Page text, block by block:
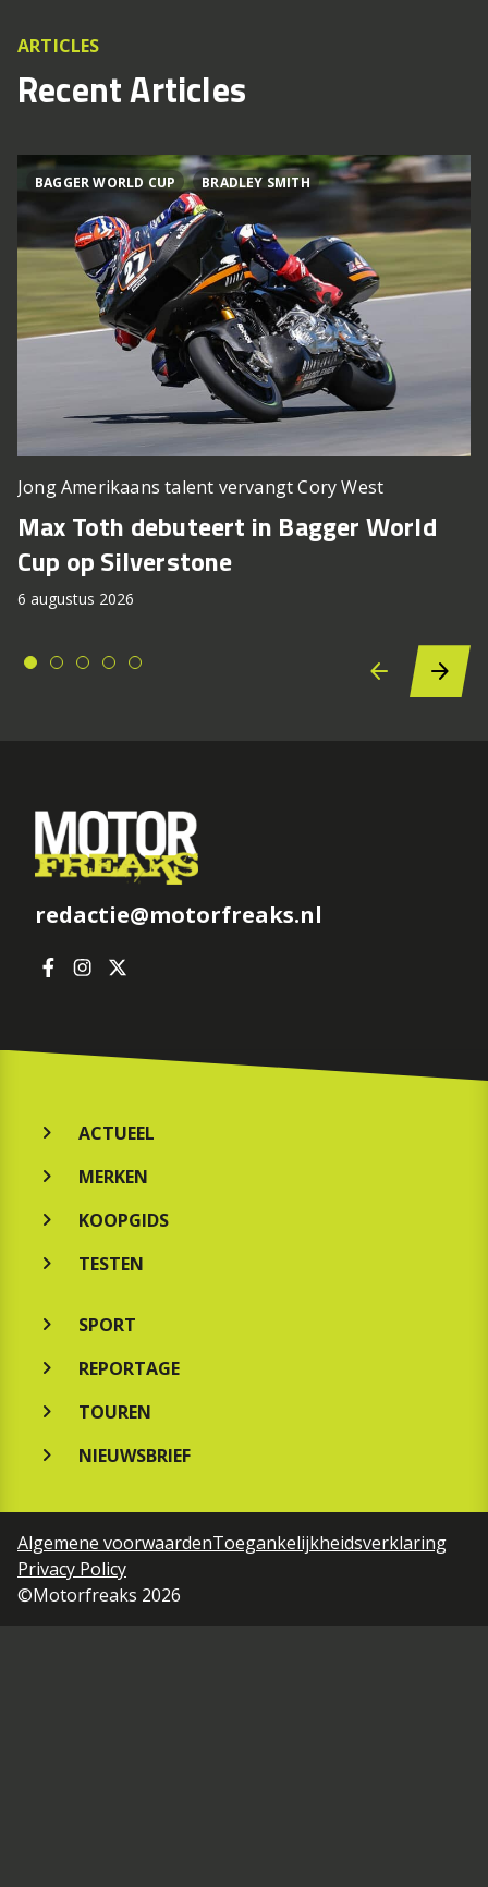
ARTICLES
Recent Articles
BAGGER WORLD CUP BRADLEY SMITH
Jong Amerikaans talent vervangt Cory West
Max Toth debuteert in Bagger World
Cup op Silverstone
6 augustus 2026
redactie@motorfreaks.nl
ACTUEEL
MERKEN
KOOPGIDS
TESTEN
SPORT
REPORTAGE
TOUREN
NIEUWSBRIEF
Algemene voorwaardenToegankelijkheidsverklaring
Privacy Policy
©Motorfreaks 2026